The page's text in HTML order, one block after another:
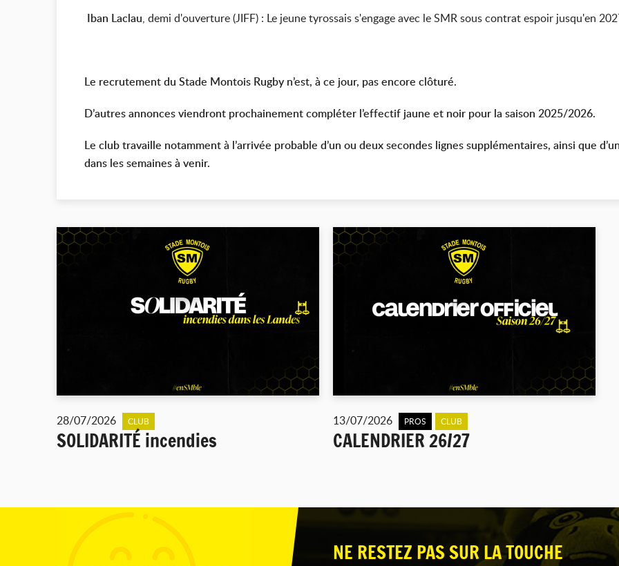
Iban Laclau, demi d'ouverture (JIFF) : Le jeune tyrossais s'engage avec le SMR sous contrat espoir jusqu'en
Le recrutement du Stade Montois Rugby n’est, à ce jour, pas encore clôturé.
D’autres annonces viendront prochainement compléter l’effectif jaune et noir pour la saison 2025/2026.
Le club travaille notamment à l’arrivée probable d’un ou deux secondes lignes supplémentaires, ainsi que
dans les semaines à venir.
28/07/2026 CLUB
SOLIDARITÉ incendies
13/07/2026 PROS CLUB
CALENDRIER 26/27
NE RESTEZ PAS SUR LA TOUCHE